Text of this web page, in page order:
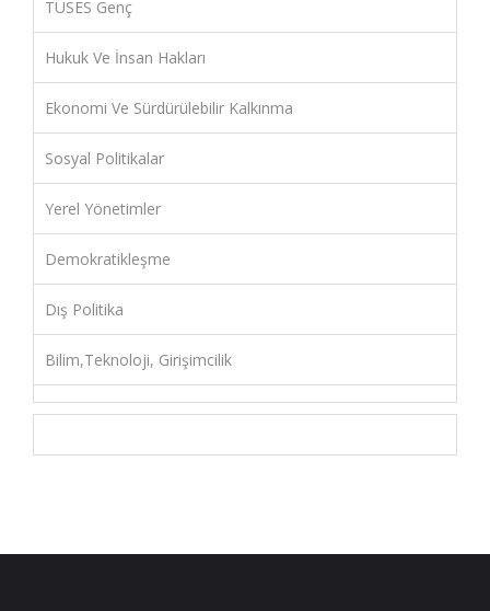
TÜSES Genç
Hukuk Ve İnsan Hakları
Ekonomi Ve Sürdürülebilir Kalkınma
Sosyal Politikalar
Yerel Yönetimler
Demokratikleşme
Dış Politika
Bilim,Teknoloji, Girişimcilik